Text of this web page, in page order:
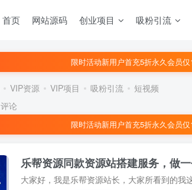
首页 网站源码 创业项目 吸粉引流
限时活动新用户首充5折永久会员仅
VIP资源 VIP项目 吸粉引流
短视频
评论
限时活动新用户首充5折永久会员仅
乐帮资源同款资源站搭建服务，做